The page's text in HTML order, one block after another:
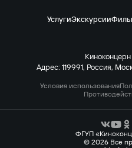
УслугиЭкскурсии
Адрес: 119991, Россия,
Условия использования
ФГУП
© 2026 Все